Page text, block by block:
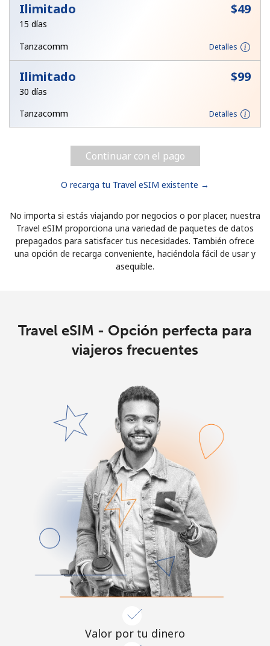
Ilimitado ⁦$49⁩
15 días
Tanzacomm
Detalles
Ilimitado ⁦$99⁩
30 días
Tanzacomm
Detalles
Continuar con el pago
O recarga tu Travel eSIM existente →
No importa si estás viajando por negocios o por placer, nuestra
Travel eSIM proporciona una variedad de paquetes de datos
prepagados para satisfacer tus necesidades. También ofrece
una opción de recarga conveniente, haciéndola fácil de usar y
asequible.
Travel eSIM - Opción perfecta para
viajeros frecuentes
Valor por tu dinero